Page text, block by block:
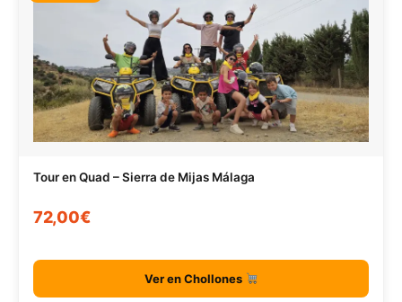
Tour en Quad – Sierra de Mijas Málaga
72,00€
Ver en Chollones